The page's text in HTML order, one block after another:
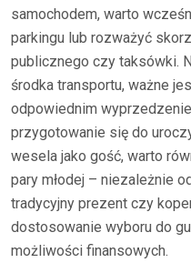
samochodem, warto
parkingu lub rozważyć
publicznego czy taksówki.
środka transportu, ważne
odpowiednim
przygotowanie się do
wesela jako gość, warto
pary młodej – niezależnie
tradycyjny prezent czy
dostosowanie wyboru do
możliwości finansowych.